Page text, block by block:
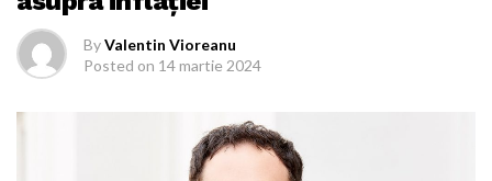
ByValentin Vioreanu
Posted on 14 martie 2024